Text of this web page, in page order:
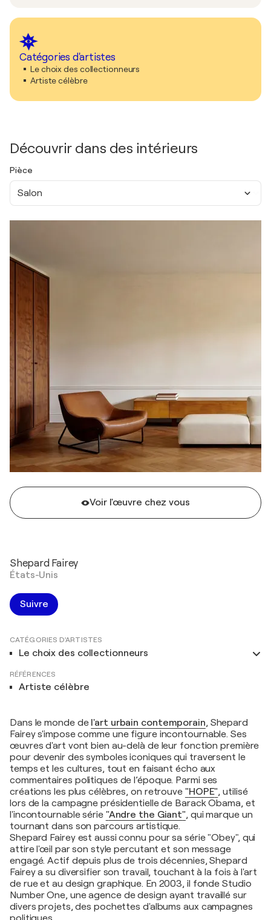
Catégories d'artistes
Le choix des collectionneurs
Artiste célèbre
Découvrir dans des intérieurs
Pièce
Salon
Voir l'œuvre chez vous
Shepard Fairey
États-Unis
Suivre
CATÉGORIES D'ARTISTES
Le choix des collectionneurs
RÉFÉRENCES
Artiste célèbre
Dans le monde de l'art urbain contemporain, Shepard
Fairey s'impose comme une figure incontournable. Ses
œuvres d'art vont bien au-delà de leur fonction première
pour devenir des symboles iconiques qui traversent le
temps et les cultures, tout en faisant écho aux
commentaires politiques de l’époque. Parmi ses
créations les plus célèbres, on retrouve "HOPE", utilisé
lors de la campagne présidentielle de Barack Obama, et
l'incontournable série "Andre the Giant", qui marque un
tournant dans son parcours artistique.
Shepard Fairey est aussi connu pour sa série "Obey", qui
attire l'œil par son style percutant et son message
engagé. Actif depuis plus de trois décennies, Shepard
Fairey a su diversifier son travail, touchant à la fois à l'art
de rue et au design graphique. En 2003, il fonde Studio
Number One, une agence de design ayant travaillé sur
divers projets, des pochettes d'albums aux campagnes